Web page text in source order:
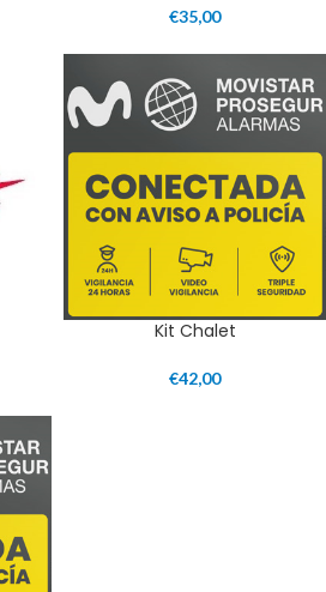
€35,00
Kit Chalet
€42,00